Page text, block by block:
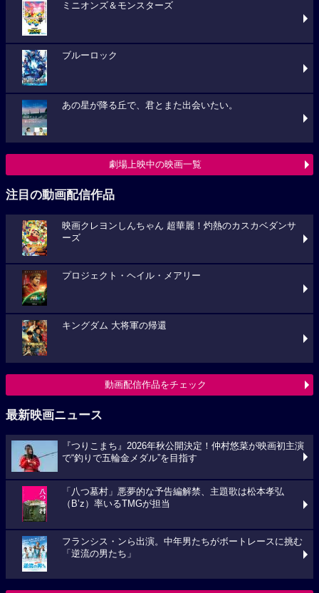
ミニオンズ＆モンスターズ
ブルーロック
あの星が降る丘で、君とまた出会いたい。
劇場上映中の映画一覧
注目の動画配信作品
映画クレヨンしんちゃん 超華麗！灼熱のカスカベダンサ
ーズ
プロジェクト・ヘイル・メアリー
キングダム 大将軍の帰還
動画配信作品をチェック
最新映画ニュース
『つりこまち』2026年秋公開決定！仲村悠菜が映画初主演
で“釣りで五輪金メダル”を目指す
「八つ墓村」悪夢的な予告編解禁、主題歌は松本孝弘
（B’z）率いるTMGが担当
フランシス・ンら出演。中年男たちがボートレースに挑む
「逆流の男たち」